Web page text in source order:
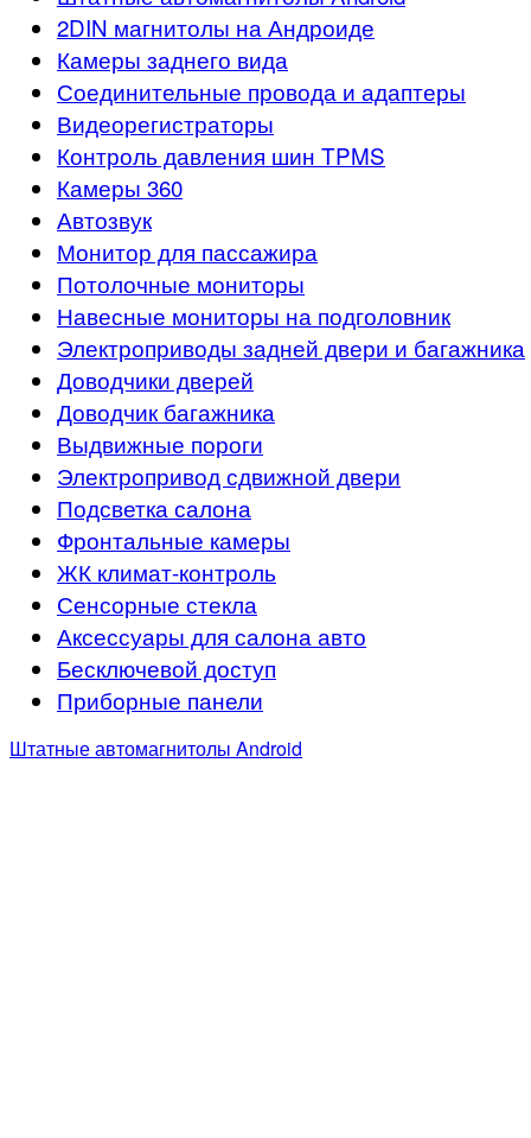
2DIN магнитолы на Андроиде
Камеры заднего вида
Соединительные провода и адаптеры
Видеорегистраторы
Контроль давления шин TPMS
Камеры 360
Автозвук
Монитор для пассажира
Потолочные мониторы
Навесные мониторы на подголовник
Электроприводы задней двери и багажника
Доводчики дверей
Доводчик багажника
Выдвижные пороги
Электропривод сдвижной двери
Подсветка салона
Фронтальные камеры
ЖК климат-контроль
Сенсорные стекла
Аксессуары для салона авто
Бесключевой доступ
Приборные панели
Штатные автомагнитолы Android